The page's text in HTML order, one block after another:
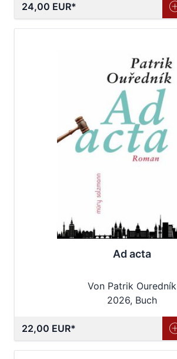
24,00 EUR
Ad acta
Von Patrik Ouredník
2026, Buch
22,00 EUR